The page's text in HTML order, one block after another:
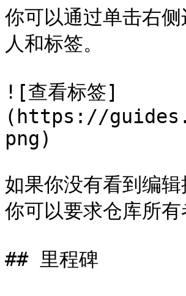
你可以通过单击右
人和标签。
![查看标签]
(https://
png)
如果你没有看到编
你可以要求仓库所
## 里程碑